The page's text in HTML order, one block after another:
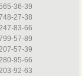
36-39
27-38
83-66
57-89
57-39
95-66
92-63